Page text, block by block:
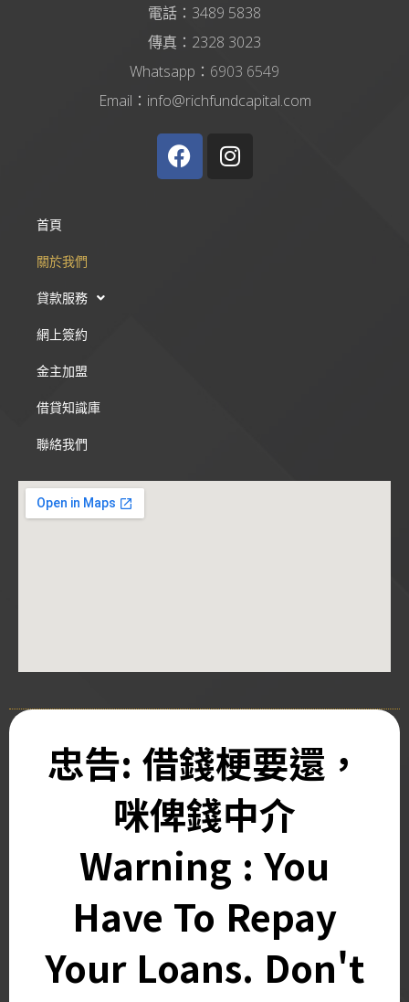
電話：3489 5838
傳真：2328 3023
Whatsapp： 6903 6549
Email：info@richfundcapital.com
首頁
關於我們
貸款服務
網上簽約
金主加盟
借貸知識庫
聯絡我們
忠告: 借錢梗要還，
咪俾錢中介
Warning : You
Have To Repay
Your Loans. Don't